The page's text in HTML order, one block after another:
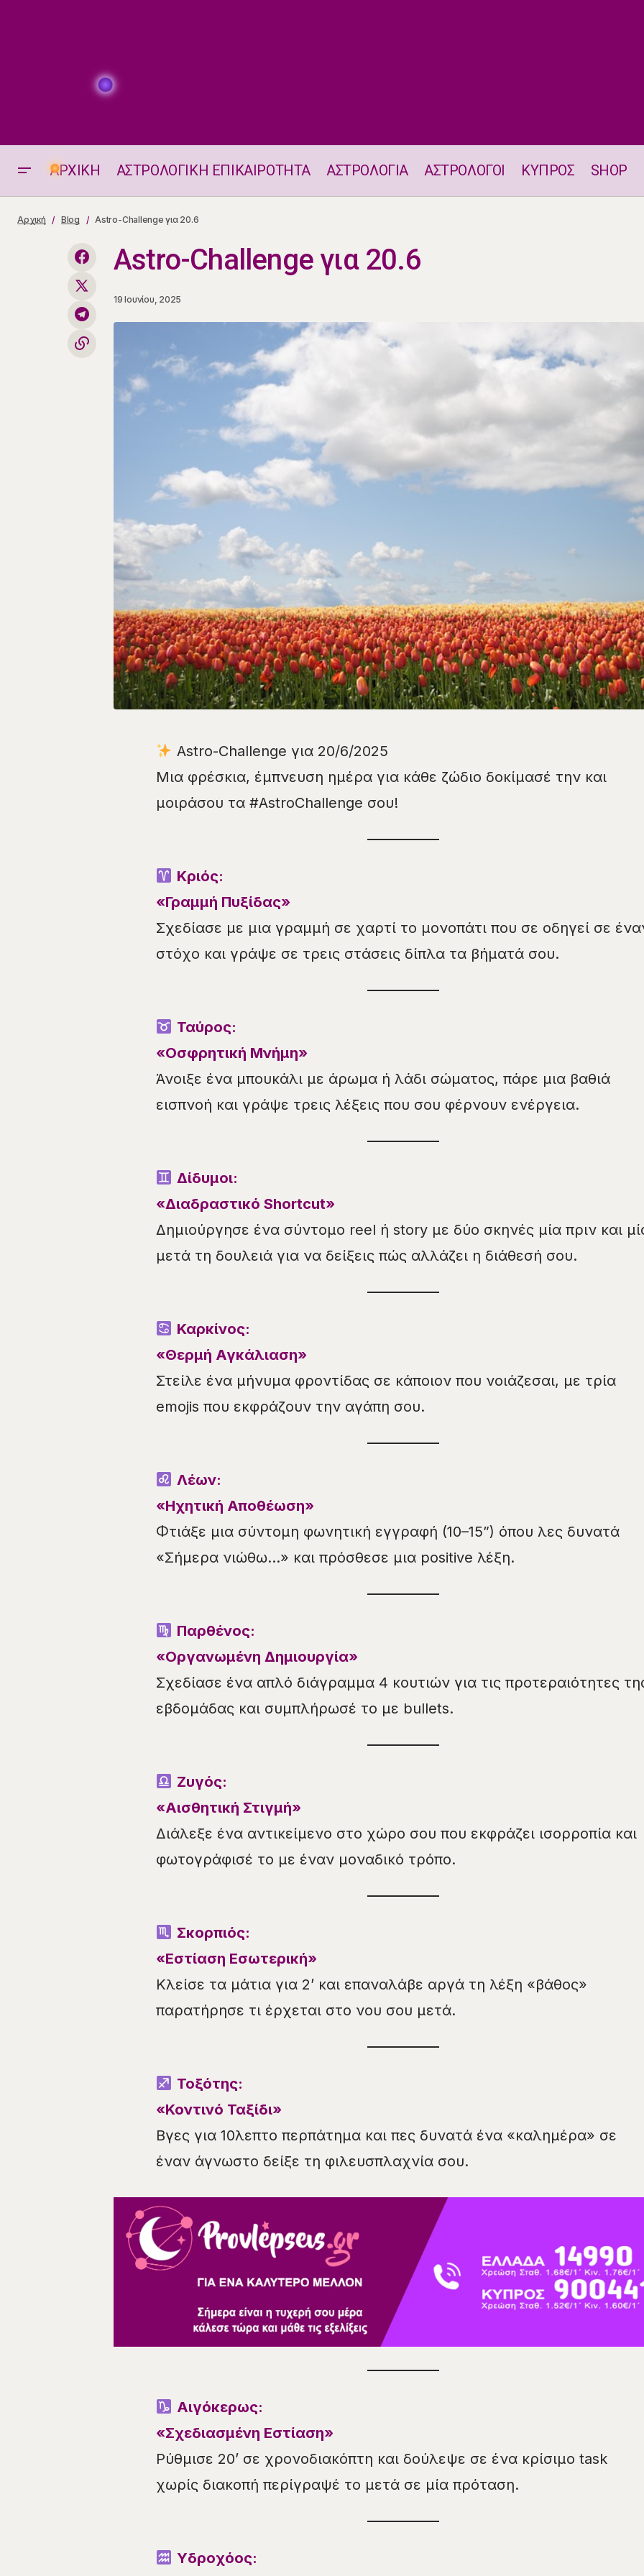
ΑΡΧΙΚΗ ΑΣΤΡΟΛΟΓΙΚΗ ΕΠΙΚΑΙΡΟΤΗΤΑ ΑΣΤΡΟΛΟΓΙΑ ΑΣΤΡΟΛΟΓΟΙ ΚΥΠΡΟΣ SHOP
Τσιγγάνικες Προβλέψεις για 20.6
Αρχική Blog Astro-Challenge για 20.6
Astro-Challenge για 20.6
19 Ιουνίου, 2025
Astro-Challenge για 20/6/2025
Μια φρέσκια, έμπνευση ημέρα για κάθε ζώδιο δοκίμασέ την και
μοιράσου τα #AstroChallenge σου!
Κριός:
«Γραμμή Πυξίδας»
Σχεδίασε με μια γραμμή σε χαρτί το μονοπάτι που σε οδηγεί σε
στόχο και γράψε σε τρεις στάσεις δίπλα τα βήματά σου.
Ταύρος:
«Οσφρητική Μνήμη»
Άνοιξε ένα μπουκάλι με άρωμα ή λάδι σώματος, πάρε μια βαθιά
εισπνοή και γράψε τρεις λέξεις που σου φέρνουν ενέργεια.
Δίδυμοι:
«Διαδραστικό Shortcut»
Δημιούργησε ένα σύντομο reel ή story με δύο σκηνές μία πριν και
μετά τη δουλειά για να δείξεις πώς αλλάζει η διάθεσή σου.
Καρκίνος:
«Θερμή Αγκάλιαση»
Στείλε ένα μήνυμα φροντίδας σε κάποιον που νοιάζεσαι, με τρία
emojis που εκφράζουν την αγάπη σου.
Λέων:
«Ηχητική Αποθέωση»
Φτιάξε μια σύντομη φωνητική εγγραφή (10–15”) όπου λες δυνατά
«Σήμερα νιώθω…» και πρόσθεσε μια positive λέξη.
Παρθένος:
«Οργανωμένη Δημιουργία»
Σχεδίασε ένα απλό διάγραμμα 4 κουτιών για τις προτεραιότητες
εβδομάδας και συμπλήρωσέ το με bullets.
Ζυγός:
«Αισθητική Στιγμή»
Διάλεξε ένα αντικείμενο στο χώρο σου που εκφράζει ισορροπία και
φωτογράφισέ το με έναν μοναδικό τρόπο.
Σκορπιός:
«Εστίαση Εσωτερική»
Κλείσε τα μάτια για 2’ και επαναλάβε αργά τη λέξη «βάθος»
παρατήρησε τι έρχεται στο νου σου μετά.
Τοξότης:
«Κοντινό Ταξίδι»
Βγες για 10λεπτο περπάτημα και πες δυνατά ένα «καλημέρα» σε
έναν άγνωστο δείξε τη φιλευσπλαχνία σου.
Αιγόκερως:
«Σχεδιασμένη Εστίαση»
Ρύθμισε 20’ σε χρονοδιακόπτη και δούλεψε σε ένα κρίσιμο task
χωρίς διακοπή περίγραψέ το μετά σε μία πρόταση.
Υδροχόος: